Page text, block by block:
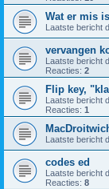
Wat er mis
Laatste bericht
vervangen
Laatste bericht
Reacties: 2
Flip key,
Laatste bericht
Reacties: 1
Laatste bericht
codes ed
Laatste bericht
Reacties: 8